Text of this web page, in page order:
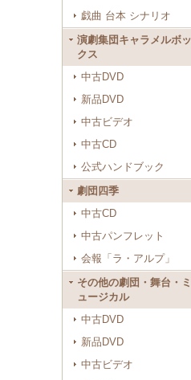
戯曲 台本 シナリオ
演劇集団キャラメルボッ
クス
中古DVD
新品DVD
中古ビデオ
中古CD
公式ハンドブック
劇団四季
中古CD
中古パンフレット
会報「ラ・アルプ」
その他の劇団・舞台・ミ
ュージカル
中古DVD
新品DVD
中古ビデオ